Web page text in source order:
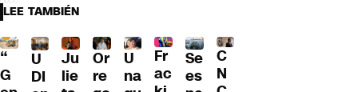
LEE TAMBIÉN
“
G
U
DI
Ju
lie
Or
re
U
na
Fr
ac
Se
es
C
N